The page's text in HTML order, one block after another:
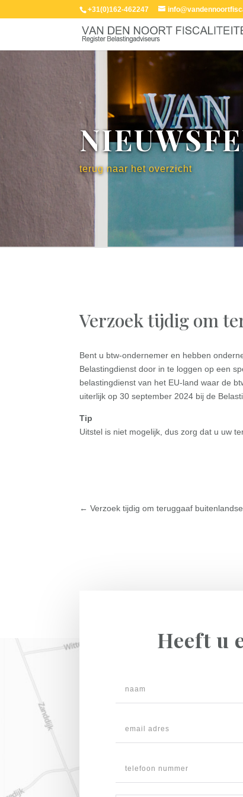
+31(0)162-462247
terug naar het overzicht
Verzoek tijdig om
Bent u btw-ondernemer en hebben
Belastingdienst door in te loggen op een
belastingdienst van het EU-land waar de
uiterlijk op 30 september 2024 bij de
Tip
Uitstel is niet mogelijk, dus zorg dat u uw
←Verzoek tijdig om teruggaaf
Heeft u